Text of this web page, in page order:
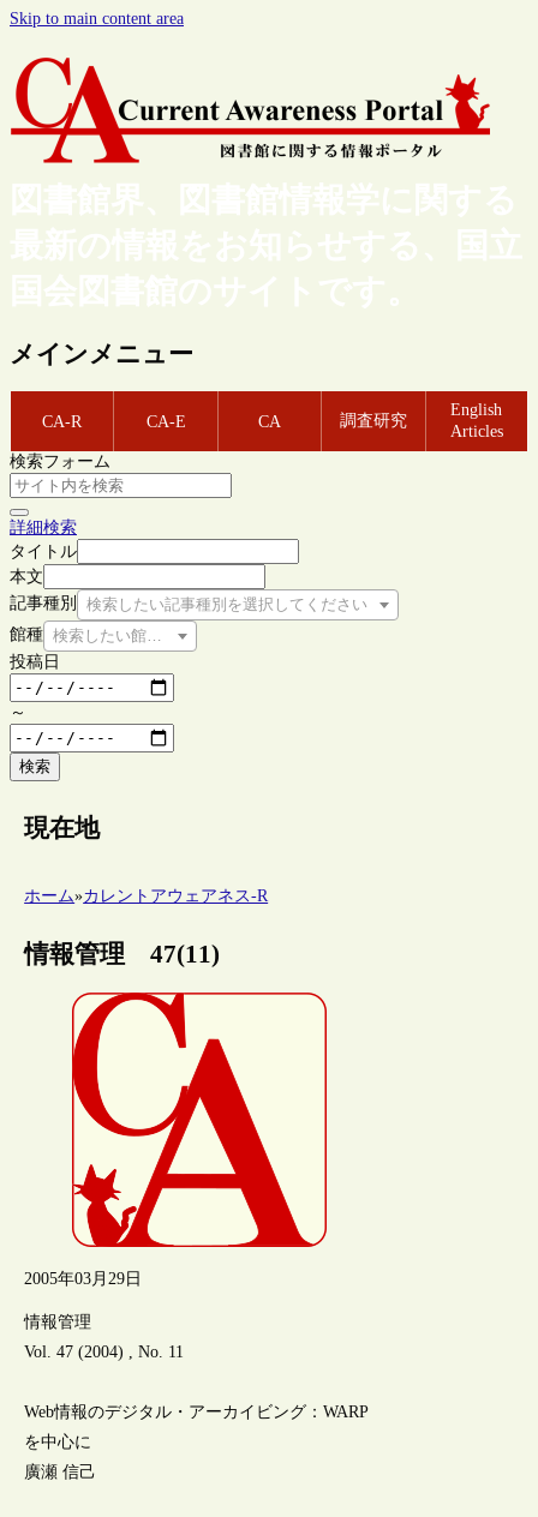
Skip to main content area
図書館界、図書館情報学に関する
最新の情報をお知らせする、国立
国会図書館のサイトです。
メインメニュー
CA-R CA-E CA 調査研究
English
Articles
検索フォーム
詳細検索
タイトル
本文
記事種別
検索したい記事種別を選択してください
館種 検索したい館種を選択してください
投稿日
～
検索
現在地
ホーム»カレントアウェアネス-R
情報管理 47(11)
2005年03月29日
情報管理
Vol. 47 (2004) , No. 11
Web情報のデジタル・アーカイビング：WARP
を中心に
廣瀬 信己